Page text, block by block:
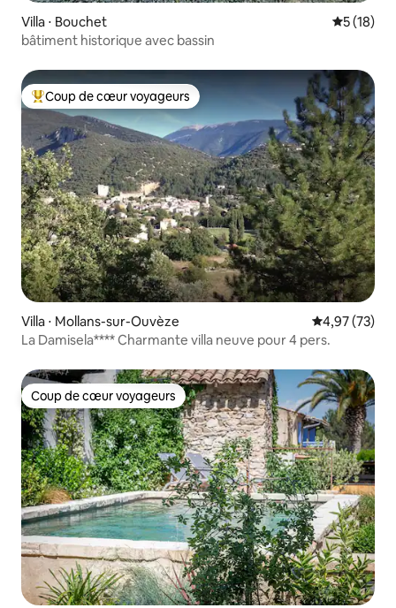
Villa ⋅ Bouchet
5 (18)
bâtiment historique avec bassin
Coups de cœur voyageurs les plus appréciés
Coup de cœur voyageurs
Villa ⋅ Mollans-sur-Ouvèze Évaluation
4,97 (73)
La Damisela**** Charmante villa neuve pour 4 pers.
Coup de cœur voyageurs
Coup de cœur voyageurs